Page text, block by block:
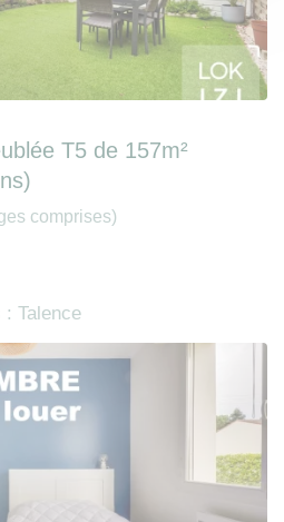
T5 de 157m²
comprises)
Talence